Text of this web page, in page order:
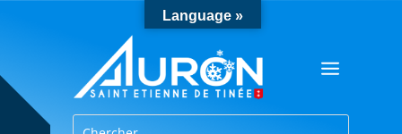
Language »